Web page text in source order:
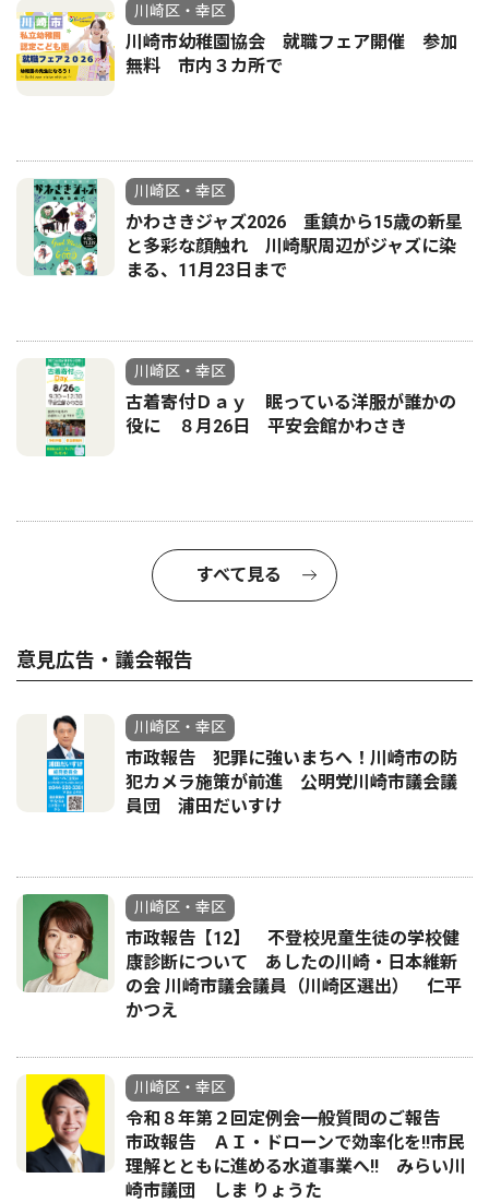
川崎区・幸区
川崎市幼稚園協会 就職フェア開催 参加
無料 市内３カ所で
川崎区・幸区
かわさきジャズ2026 重鎮から15歳の新星
と多彩な顔触れ 川崎駅周辺がジャズに染
まる、11月23日まで
川崎区・幸区
古着寄付Ｄａｙ 眠っている洋服が誰かの
役に ８月26日 平安会館かわさき
すべて見る
意見広告・議会報告
川崎区・幸区
市政報告 犯罪に強いまちへ！川崎市の防
犯カメラ施策が前進 公明党川崎市議会議
員団 浦田だいすけ
川崎区・幸区
市政報告【12】 不登校児童生徒の学校健
康診断について あしたの川崎・日本維新
の会 川崎市議会議員（川崎区選出） 仁平
かつえ
川崎区・幸区
令和８年第２回定例会一般質問のご報告
市政報告 ＡＩ・ドローンで効率化を!!市民
理解とともに進める水道事業へ!! みらい川
崎市議団 しま りょうた